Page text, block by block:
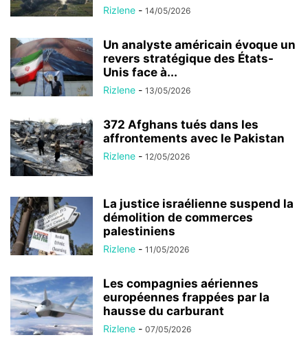
Rizlene - 14/05/2026
Un analyste américain évoque un
revers stratégique des États-
Unis face à...
Rizlene - 13/05/2026
372 Afghans tués dans les
affrontements avec le Pakistan
Rizlene - 12/05/2026
La justice israélienne suspend la
démolition de commerces
palestiniens
Rizlene - 11/05/2026
Les compagnies aériennes
européennes frappées par la
hausse du carburant
Rizlene - 07/05/2026